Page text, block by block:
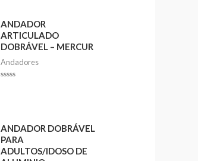
5
ANDADOR
ARTICULADO
DOBRÁVEL – MERCUR
Andadores
ANDADOR DOBRÁVEL
PARA
ADULTOS/IDOSO DE